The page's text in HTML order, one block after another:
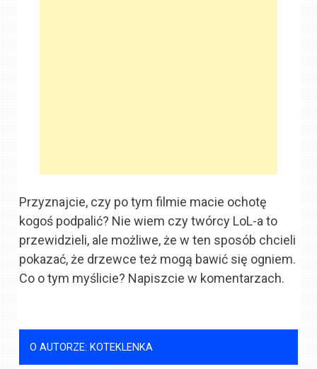
Przyznajcie, czy po tym filmie macie ochotę
kogoś podpalić? Nie wiem czy twórcy LoL-a to
przewidzieli, ale możliwe, że w ten sposób chcieli
pokazać, że drzewce też mogą bawić się ogniem.
Co o tym myślicie? Napiszcie w komentarzach.
O AUTORZE: KOTEKLENKA